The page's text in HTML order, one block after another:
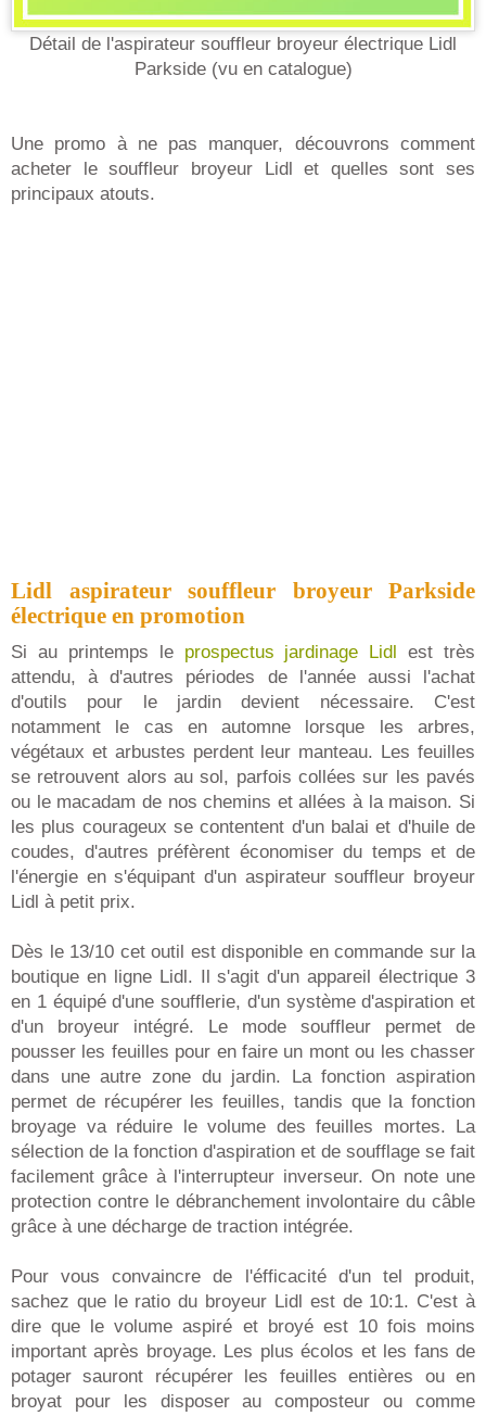
Détail de l'aspirateur souffleur broyeur électrique Lidl
Parkside (vu en catalogue)
Une promo à ne pas manquer, découvrons comment
acheter le souffleur broyeur Lidl et quelles sont ses
principaux atouts.
Lidl aspirateur souffleur broyeur Parkside
électrique en promotion
Si au printemps le prospectus jardinage Lidl est très
attendu, à d'autres périodes de l'année aussi l'achat
d'outils pour le jardin devient nécessaire. C'est
notamment le cas en automne lorsque les arbres,
végétaux et arbustes perdent leur manteau. Les feuilles
se retrouvent alors au sol, parfois collées sur les pavés
ou le macadam de nos chemins et allées à la maison. Si
les plus courageux se contentent d'un balai et d'huile de
coudes, d'autres préfèrent économiser du temps et de
l'énergie en s'équipant d'un aspirateur souffleur broyeur
Lidl à petit prix.
Dès le 13/10 cet outil est disponible en commande sur la
boutique en ligne Lidl. Il s'agit d'un appareil électrique 3
en 1 équipé d'une soufflerie, d'un système d'aspiration et
d'un broyeur intégré. Le mode souffleur permet de
pousser les feuilles pour en faire un mont ou les chasser
dans une autre zone du jardin. La fonction aspiration
permet de récupérer les feuilles, tandis que la fonction
broyage va réduire le volume des feuilles mortes. La
sélection de la fonction d'aspiration et de soufflage se fait
facilement grâce à l'interrupteur inverseur. On note une
protection contre le débranchement involontaire du câble
grâce à une décharge de traction intégrée.
Pour vous convaincre de l'éfficacité d'un tel produit,
sachez que le ratio du broyeur Lidl est de 10:1. C'est à
dire que le volume aspiré et broyé est 10 fois moins
important après broyage. Les plus écolos et les fans de
potager sauront récupérer les feuilles entières ou en
broyat pour les disposer au composteur ou comme